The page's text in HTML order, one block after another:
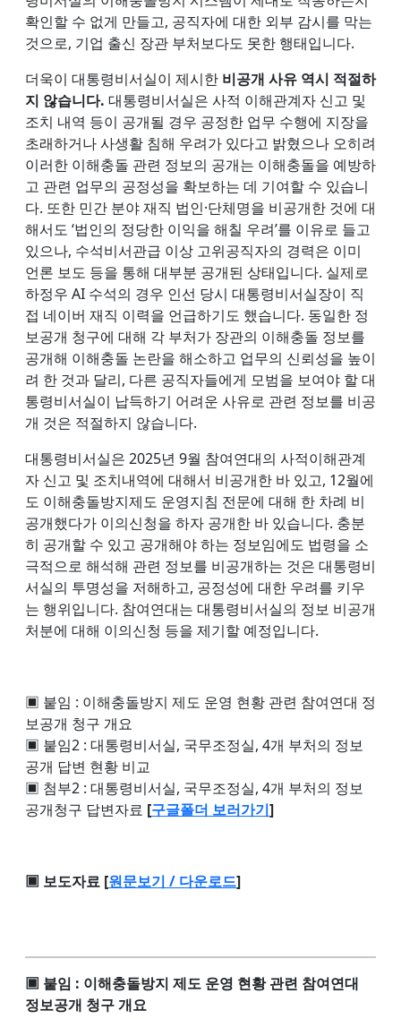
확인할 수 없게 만들고, 공직자에 대한 외부 감시를 막는
것으로, 기업 출신 장관 부처보다도 못한 행태입니다.
더욱이 대통령비서실이 제시한 비공개 사유 역시 적절하
지 않습니다. 대통령비서실은 사적 이해관계자 신고 및
조치 내역 등이 공개될 경우 공정한 업무 수행에 지장을
초래하거나 사생활 침해 우려가 있다고 밝혔으나 오히려
이러한 이해충돌 관련 정보의 공개는 이해충돌을 예방하
고 관련 업무의 공정성을 확보하는 데 기여할 수 있습니
다. 또한 민간 분야 재직 법인·단체명을 비공개한 것에 대
해서도 ‘법인의 정당한 이익을 해칠 우려’를 이유로 들고
있으나, 수석비서관급 이상 고위공직자의 경력은 이미
언론 보도 등을 통해 대부분 공개된 상태입니다. 실제로
하정우 AI 수석의 경우 인선 당시 대통령비서실장이 직
접 네이버 재직 이력을 언급하기도 했습니다. 동일한 정
보공개 청구에 대해 각 부처가 장관의 이해충돌 정보를
공개해 이해충돌 논란을 해소하고 업무의 신뢰성을 높이
려 한 것과 달리, 다른 공직자들에게 모범을 보여야 할 대
통령비서실이 납득하기 어려운 사유로 관련 정보를 비공
개 것은 적절하지 않습니다.
대통령비서실은 2025년 9월 참여연대의 사적이해관계
자 신고 및 조치내역에 대해서 비공개한 바 있고, 12월에
도 이해충돌방지제도 운영지침 전문에 대해 한 차례 비
공개했다가 이의신청을 하자 공개한 바 있습니다. 충분
히 공개할 수 있고 공개해야 하는 정보임에도 법령을 소
극적으로 해석해 관련 정보를 비공개하는 것은 대통령비
서실의 투명성을 저해하고, 공정성에 대한 우려를 키우
는 행위입니다. 참여연대는 대통령비서실의 정보 비공개
처분에 대해 이의신청 등을 제기할 예정입니다.
▣ 붙임 : 이해충돌방지 제도 운영 현황 관련 참여연대 정
보공개 청구 개요
▣ 붙임2 : 대통령비서실, 국무조정실, 4개 부처의 정보
공개 답변 현황 비교
▣ 첨부2 : 대통령비서실, 국무조정실, 4개 부처의 정보
공개청구 답변자료 [구글폴더 보러가기]
▣ 보도자료 [원문보기 / 다운로드]
▣ 붙임 : 이해충돌방지 제도 운영 현황 관련 참여연대
정보공개 청구 개요